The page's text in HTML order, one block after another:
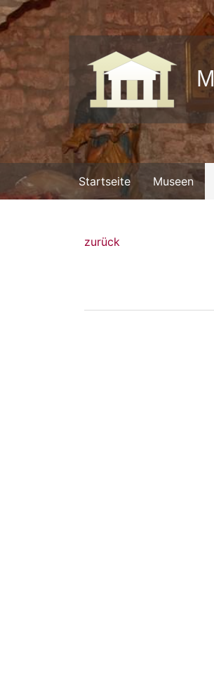
Startseite Museen
zurück